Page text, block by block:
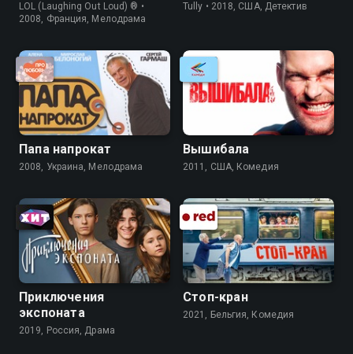
LOL (Laughing Out Loud) ® •
2008, Франция, Мелодрама
Tully • 2018, США, Детектив
Папа напрокат
2008, Украина, Мелодрама
Вышибала
2011, США, Комедия
Приключения
экспоната
2019, Россия, Драма
Стоп-кран
2021, Бельгия, Комедия